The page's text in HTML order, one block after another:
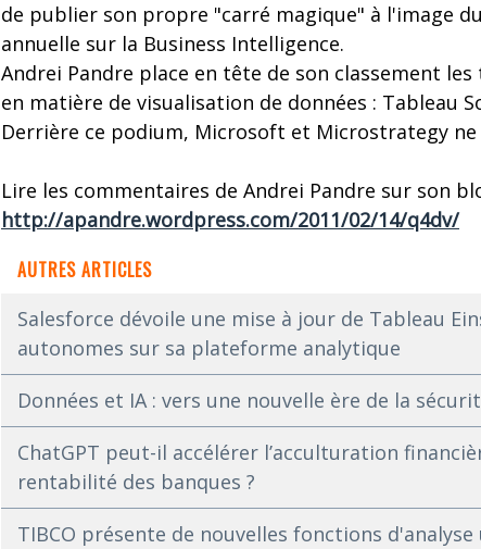
de publier son propre "carré magique" à l'image
annuelle sur la Business Intelligence.
Andrei Pandre place en tête de son classement
en matière de visualisation de données : Tableau
Derrière ce podium, Microsoft et Microstrategy
Lire les commentaires de Andrei Pandre sur son
http://apandre.wordpress.com/2011/02/14/q4dv/
AUTRES ARTICLES
Salesforce dévoile une mise à jour de Tableau
autonomes sur sa plateforme analytique
Données et IA : vers une nouvelle ère de la
ChatGPT peut-il accélérer l’acculturation
rentabilité des banques ?
TIBCO présente de nouvelles fonctions